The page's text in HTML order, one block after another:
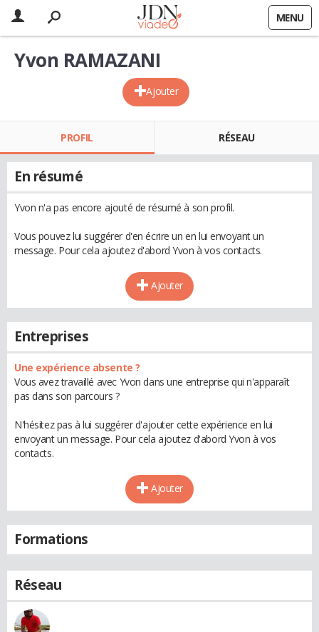
MENU
Ajouter
Yvon RAMAZANI
PROFIL RÉSEAU
En résumé
Yvon n'a pas encore ajouté de résumé à son profil.
Vous pouvez lui suggérer d'en écrire un en lui envoyant un
message. Pour cela ajoutez d'abord Yvon à vos contacts.
Ajouter
Entreprises
Une expérience absente ?
Vous avez travaillé avec Yvon dans une entreprise qui n'apparaît
pas dans son parcours ?
N'hésitez pas à lui suggérer d'ajouter cette expérience en lui
envoyant un message. Pour cela ajoutez d'abord Yvon à vos
contacts.
Ajouter
Formations
Réseau